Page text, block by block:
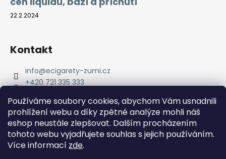
Používáme soubory cookies, abychom Vám usnadnili
prohlížení webu a díky zpětné analýze mohli náš
eshop neustále zlepšovat. Dalším procházením
tohoto webu vyjadřujete souhlas s jejich používáním.
Více informací zde.
22.2.2024
Kontakt
info@ecigarety-zumi.cz
+420 721 335 333